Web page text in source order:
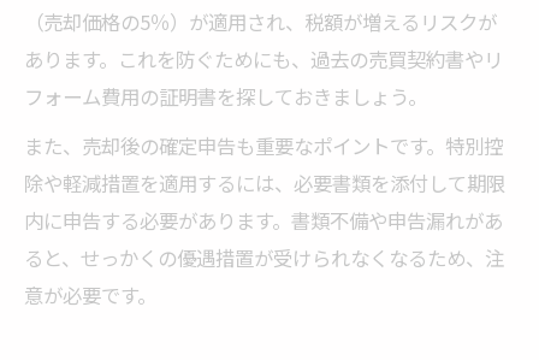
（売却価格の5％）が適用され、税額が増えるリスクが
あります。これを防ぐためにも、過去の売買契約書やリ
フォーム費用の証明書を探しておきましょう。
また、売却後の確定申告も重要なポイントです。特別控
除や軽減措置を適用するには、必要書類を添付して期限
内に申告する必要があります。書類不備や申告漏れがあ
ると、せっかくの優遇措置が受けられなくなるため、注
意が必要です。